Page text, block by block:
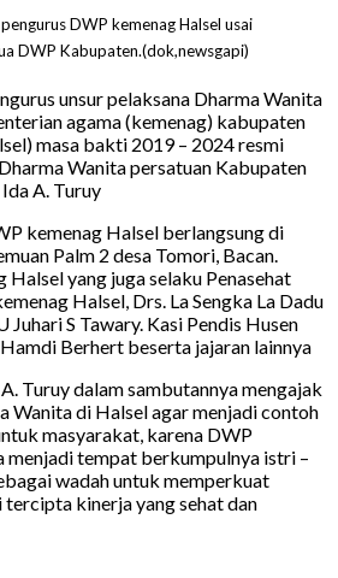
DWP kemenag Halsel usai
DWP Kabupaten.(dok,newsgapi)
unsur pelaksana Dharma Wanita
agama (kemenag) kabupaten
masa bakti 2019 – 2024 resmi
Wanita persatuan Kabupaten
A. Turuy
kemenag Halsel berlangsung di
Palm 2 desa Tomori, Bacan.
yang juga selaku Penasehat
Halsel, Drs. La Sengka La Dadu
S Tawary. Kasi Pendis Husen
Berhert beserta jajaran lainnya
Turuy dalam sambutannya mengajak
Wanita di Halsel agar menjadi contoh
masyarakat, karena DWP
menjadi tempat berkumpulnya istri –
wadah untuk memperkuat
tercipta kinerja yang sehat dan